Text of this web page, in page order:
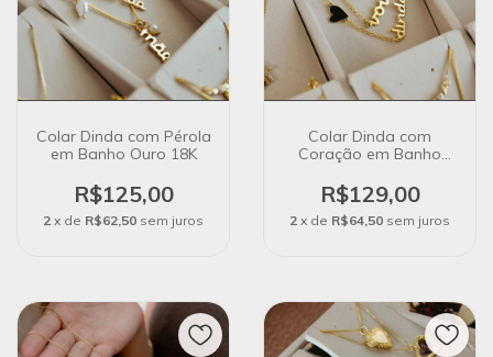
Colar Dinda com Pérola
em Banho Ouro 18K
R$125,00
2 x de R$62,50 sem juros
Colar Dinda com
Coração em Banho
R$129,00
2 x de R$64,50 sem juros